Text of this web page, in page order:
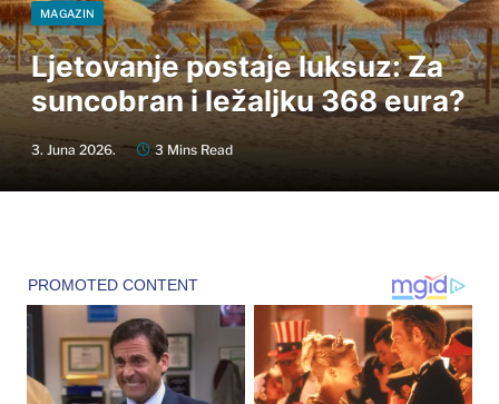
MAGAZIN
Ljetovanje postaje luksuz: Za
suncobran i ležaljku 368 eura?
3. Juna 2026. 3 Mins Read